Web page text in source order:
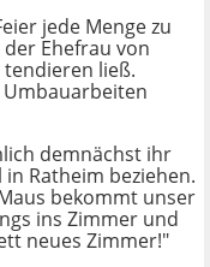
jede Menge zu
Ehefrau von
tendieren ließ.
demnächst ihr
Ratheim beziehen.
bekommt unser
ins Zimmer und
neues Zimmer!"